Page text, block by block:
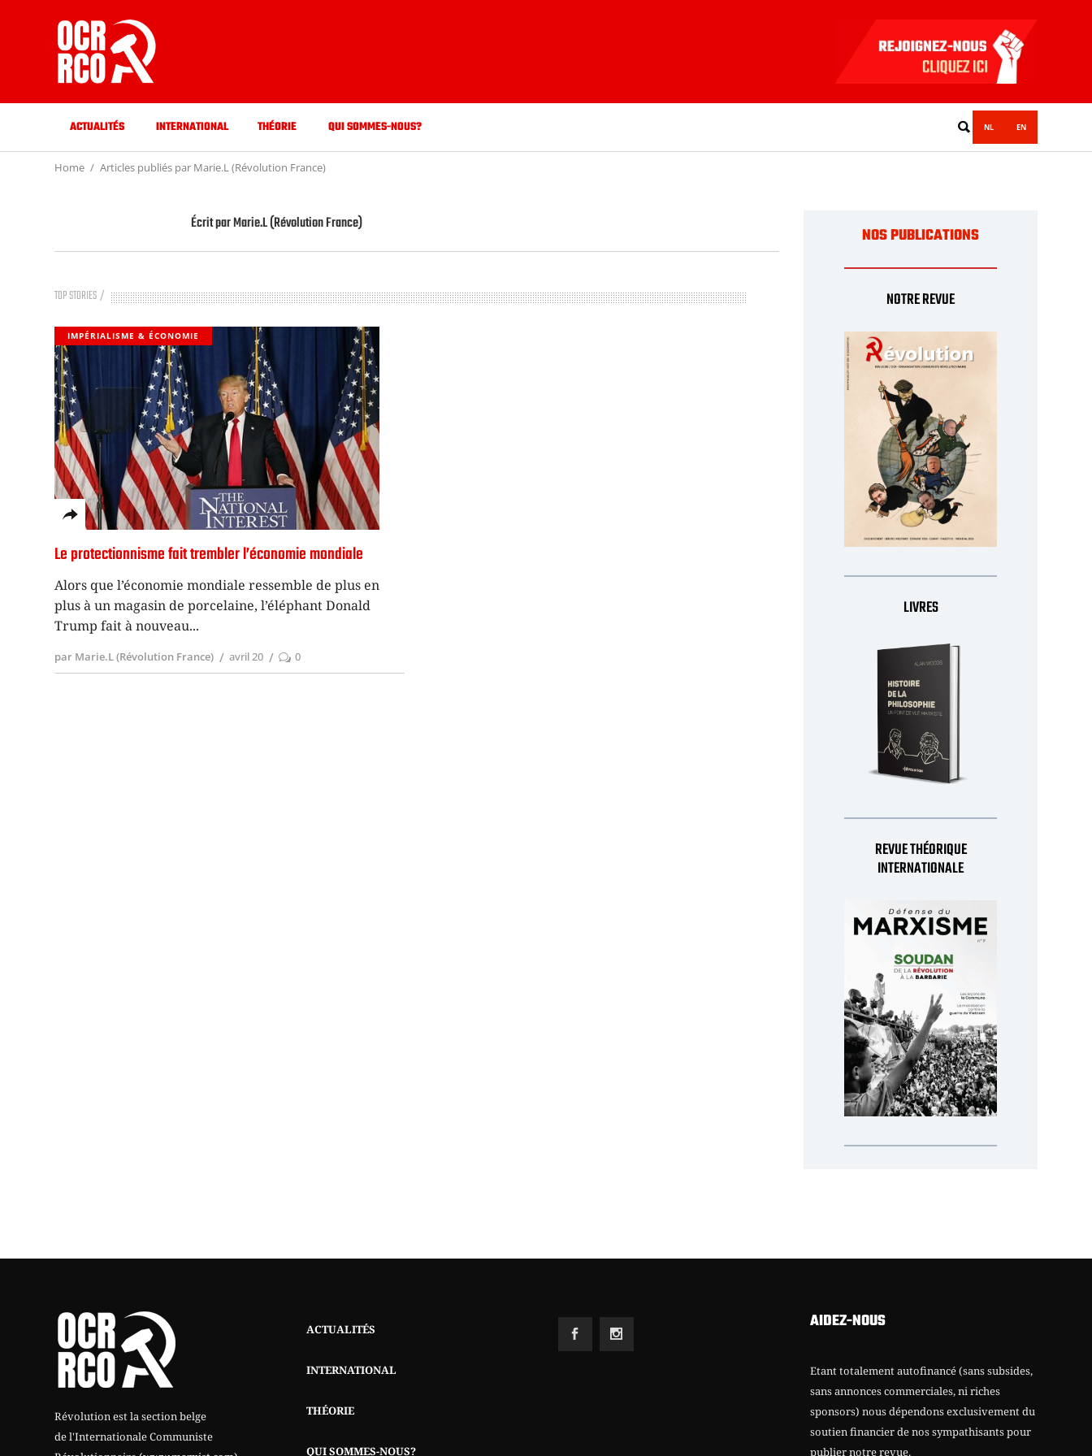
ACTUALITÉS INTERNATIONAL THÉORIE QUI SOMMES-NOUS? NL EN
Home Articles publiés par Marie.L (Révolution France)
Écrit parMarie.L (Révolution France)
TOP STORIES
IMPÉRIALISME & ÉCONOMIE
Le protectionnisme fait trembler l’économie mondiale
Alors que l’économie mondiale ressemble de plus en
plus à un magasin de porcelaine, l’éléphant Donald
Trump fait à nouveau
par Marie.L (Révolution France) avril 20 0
NOS PUBLICATIONS
NOTRE REVUE
LIVRES
REVUE THÉORIQUE
INTERNATIONALE
Révolution est la section belge
de l'Internationale Communiste
ACTUALITÉS
INTERNATIONAL
THÉORIE
QUI SOMMES-NOUS?
AIDEZ-NOUS
Etant totalement autofinancé (sans subsides,
sans annonces commerciales, ni riches
sponsors) nous dépendons exclusivement du
soutien financier de nos sympathisants pour
publier notre revue.